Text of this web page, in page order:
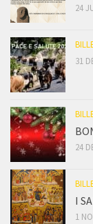
24
31
24
I
1